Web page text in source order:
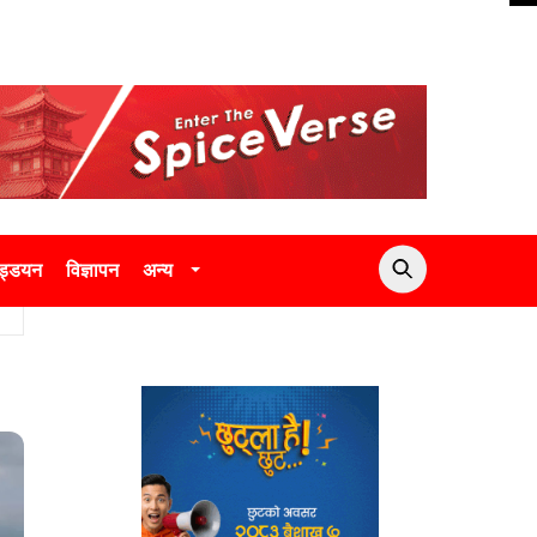
विज्ञापन अन्य